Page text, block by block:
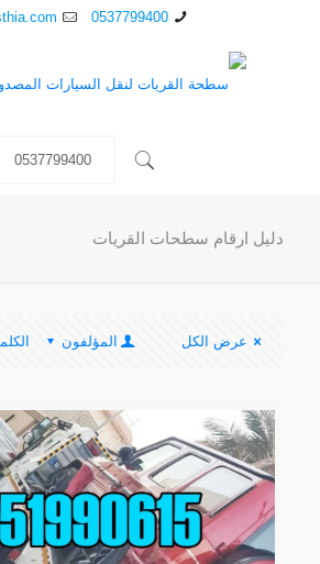
0537799400
0537799400
دليل ارقام سطحات القريات
المؤلفون عرض الكل